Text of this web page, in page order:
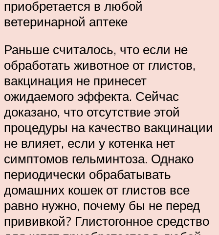
приобретается в любой
ветеринарной аптеке
Раньше считалось, что если не
обработать животное от глистов,
вакцинация не принесет
ожидаемого эффекта. Сейчас
доказано, что отсутствие этой
процедуры на качество вакцинации
не влияет, если у котенка нет
симптомов гельминтоза. Однако
периодически обрабатывать
домашних кошек от глистов все
равно нужно, почему бы не перед
прививкой? Глистогонное средство